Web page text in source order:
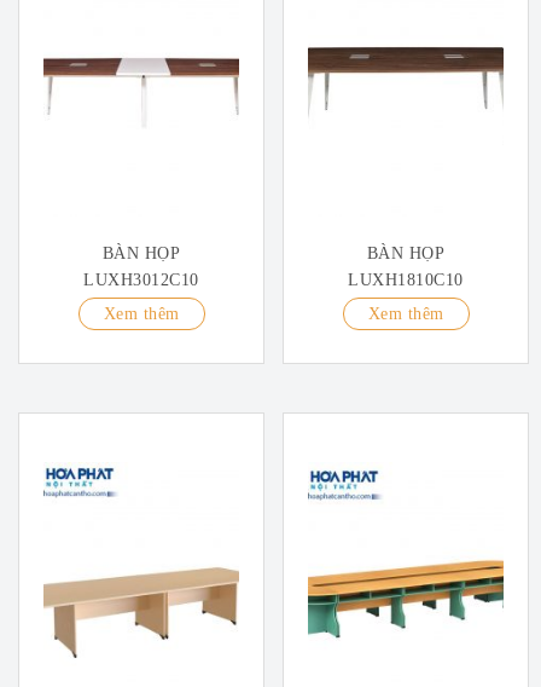
BÀN HỌP
LUXH3012C10
Xem thêm
BÀN HỌP
LUXH1810C10
Xem thêm